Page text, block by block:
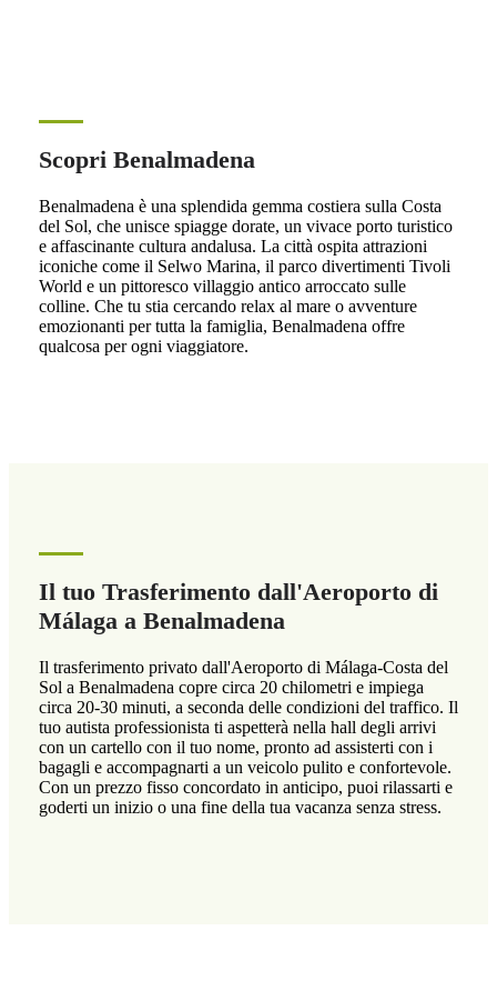
Scopri Benalmadena
Benalmadena è una splendida gemma costiera sulla Costa
del Sol, che unisce spiagge dorate, un vivace porto turistico
e affascinante cultura andalusa. La città ospita attrazioni
iconiche come il Selwo Marina, il parco divertimenti Tivoli
World e un pittoresco villaggio antico arroccato sulle
colline. Che tu stia cercando relax al mare o avventure
emozionanti per tutta la famiglia, Benalmadena offre
qualcosa per ogni viaggiatore.
Il tuo Trasferimento dall'Aeroporto di
Málaga a Benalmadena
Il trasferimento privato dall'Aeroporto di Málaga-Costa del
Sol a Benalmadena copre circa 20 chilometri e impiega
circa 20-30 minuti, a seconda delle condizioni del traffico. Il
tuo autista professionista ti aspetterà nella hall degli arrivi
con un cartello con il tuo nome, pronto ad assisterti con i
bagagli e accompagnarti a un veicolo pulito e confortevole.
Con un prezzo fisso concordato in anticipo, puoi rilassarti e
goderti un inizio o una fine della tua vacanza senza stress.